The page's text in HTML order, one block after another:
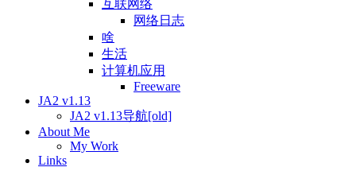
互联网络
网络日志
啥
生活
计算机应用
Freeware
JA2 v1.13
JA2 v1.13导航[old]
About Me
My Work
Links